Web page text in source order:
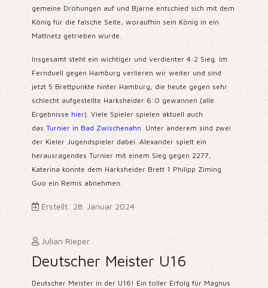
gemeine Drohungen auf und Bjarne entschied sich mit dem
König für die falsche Seite, woraufhin sein König in ein
Mattnetz getrieben wurde.
Insgesamt steht ein wichtiger und verdienter 4:2 Sieg. Im
Fernduell gegen Hamburg verlieren wir weiter und sind
jetzt 5 Brettpunkte hinter Hamburg, die heute gegen sehr
schlecht aufgestellte Harksheider 6:0 gewannen (alle
Ergebnisse hier). Viele Spieler spielen aktuell auch
das Turnier in Bad Zwischenahn . Unter anderem sind zwei
der Kieler Jugendspieler dabei. Alexander spielt ein
herausragendes Turnier mit einem Sieg gegen 2277,
Katerina konnte dem Harksheider Brett 1 Philipp Ziming
Guo ein Remis abnehmen.
Erstellt: 28. Januar 2024
Julian Rieper
Deutscher Meister U16
Deutscher Meister in der U16! Ein toller Erfolg für Magnus